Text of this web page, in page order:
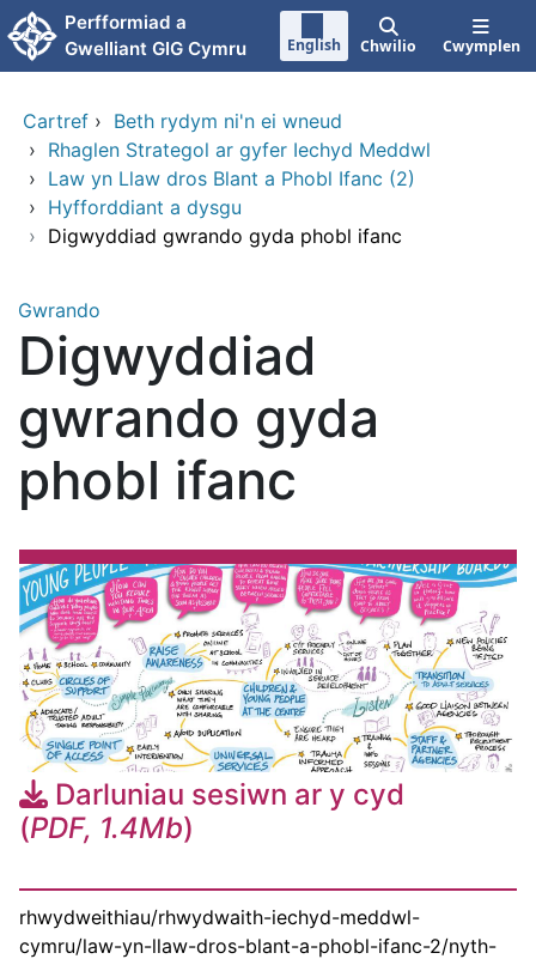
Neidio i'r prif gynnwy
Perfformiad a
Gwelliant GIG Cymru
English Chwilio Cwymplen
Cartref › Beth rydym ni'n ei wneud
› Rhaglen Strategol ar gyfer Iechyd Meddwl
› Law yn Llaw dros Blant a Phobl Ifanc (2)
› Hyfforddiant a dysgu
› Digwyddiad gwrando gyda phobl ifanc
Gwrando
Digwyddiad
gwrando gyda
phobl ifanc
Darluniau sesiwn ar y cyd
(PDF, 1.4Mb)
rhwydweithiau/rhwydwaith-iechyd-meddwl-
cymru/law-yn-llaw-dros-blant-a-phobl-ifanc-2/nyth-